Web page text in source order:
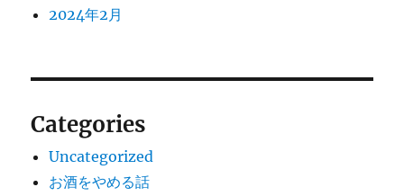
2024年2月
Categories
Uncategorized
お酒をやめる話